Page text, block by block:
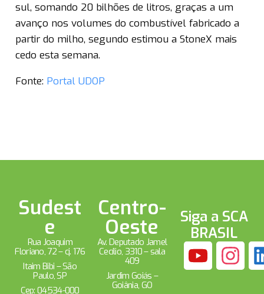
sul, somando 20 bilhões de litros, graças a um
avanço nos volumes do combustível fabricado a
partir do milho, segundo estimou a StoneX mais
cedo esta semana.
Fonte: Portal UDOP
Sudest
e
Rua Joaquim
Floriano, 72 – cj. 176
Itaim Bibi – São
Paulo, SP
Cep: 04534-000
Centro-
Oeste
Av. Deputado Jamel
Cecílio, 3310 – sala
409
Jardim Goiás –
Goiânia, GO
Siga a SCA
BRASIL